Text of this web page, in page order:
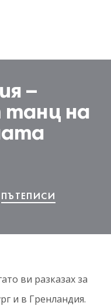
–
танц на
ПЪТЕПИСИ
ви разказах за
и в Гренландия.